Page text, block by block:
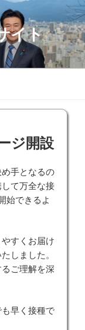
イト
ジ開設
手となるの
て万全な接
始できるよ
すくお届け
しました。
ご理解を深
早く接種で